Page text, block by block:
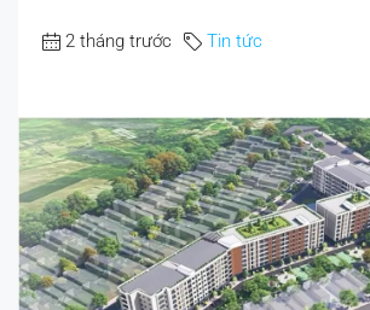
2 tháng trước Tin tức